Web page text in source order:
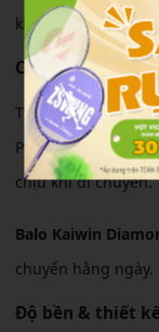
khi thi đấu trở nên
Cảm giác sử
Thiết kế quai đeo
Phần lưng thoáng
chịu khi di chuyển.
Balo Kaiwin
chuyển hằng ngày.
Độ bền & thiết